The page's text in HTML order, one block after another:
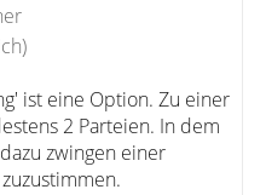
ist eine Option. Zu einer
2 Parteien. In dem
zwingen einer